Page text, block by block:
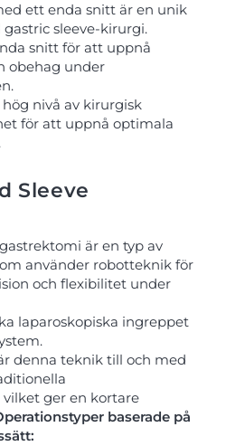
ett enda snitt är en unik
sleeve-kirurgi.
snitt för att uppnå
obehag under
nivå av kirurgisk
för att uppnå optimala
Sleeve
är en typ av
använder robotteknik för
och flexibilitet under
laparoskopiska ingreppet
denna teknik till och med
ger en kortare
baserade på